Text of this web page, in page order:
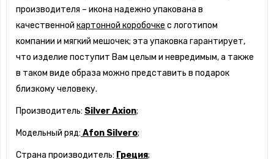
производителя – икона надежно упакована в
качественной картонной коробочке с логотипом
компании и мягкий мешочек; эта упаковка гарантирует,
что изделие поступит Вам целым и невредимым, а также
в таком виде образа можно представить в подарок
близкому человеку.
Производитель: Silver Axion;
Модельный ряд: Afon Silvero;
Страна производитель: Греция;